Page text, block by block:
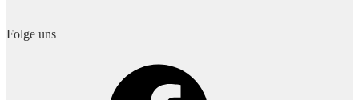
Folge uns